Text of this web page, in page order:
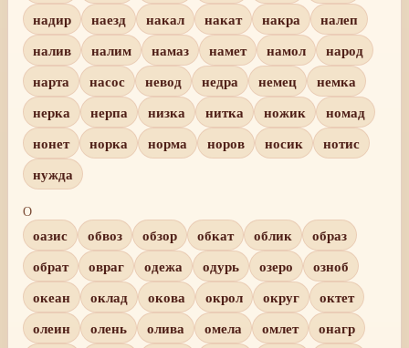
надир
наезд накал накат накра
налеп
налив
налим намаз намет намол
народ
нарта
насос невод недра немец
немка
нерка
нерпа низка нитка ножик
номад
нонет
норка норма норов носик
нотис
нужда
О
оазис обвоз обзор обкат облик
образ
обрат
овраг одежа одурь озеро
озноб
океан
оклад окова окрол округ
октет
олеин
олень олива омела омлет
онагр